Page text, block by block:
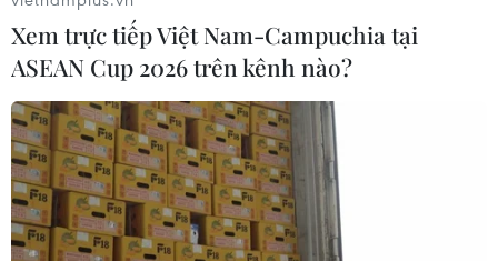
Xem trực tiếp Việt Nam-Campuchia tại
ASEAN Cup 2026 trên kênh nào?